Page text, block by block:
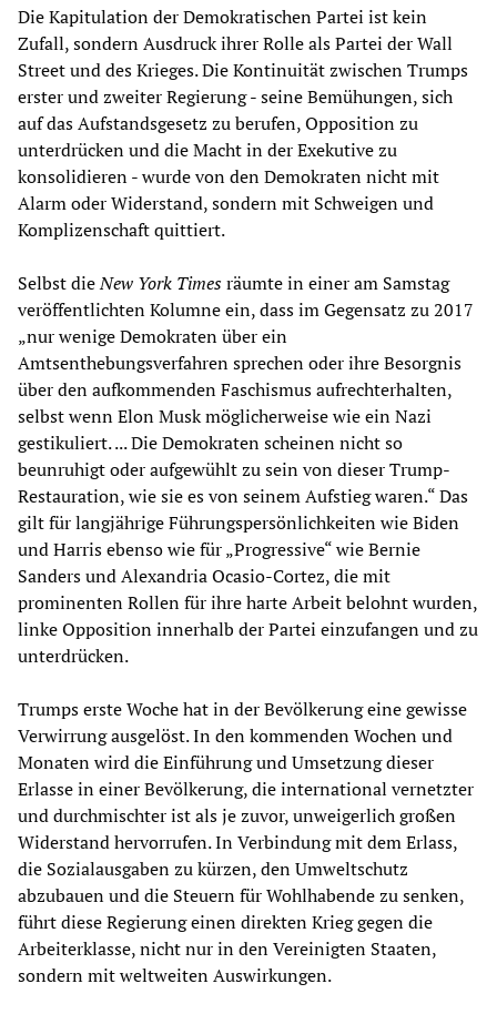
Die Kapitulation der Demokratischen Partei ist kein
Zufall, sondern Ausdruck ihrer Rolle als Partei der Wall
Street und des Krieges. Die Kontinuität zwischen Trumps
erster und zweiter Regierung - seine Bemühungen, sich
auf das Aufstandsgesetz zu berufen, Opposition zu
unterdrücken und die Macht in der Exekutive zu
konsolidieren - wurde von den Demokraten nicht mit
Alarm oder Widerstand, sondern mit Schweigen und
Komplizenschaft quittiert.
Selbst dieNew York Timesräumte in einer am Samstag
veröffentlichten Kolumne ein, dass im Gegensatz zu 2017
„nur wenige Demokraten über ein
Amtsenthebungsverfahren sprechen oder ihre Besorgnis
über den aufkommenden Faschismus aufrechterhalten,
selbst wenn Elon Musk möglicherweise wie ein Nazi
gestikuliert. ... Die Demokraten scheinen nicht so
beunruhigt oder aufgewühlt zu sein von dieser Trump-
Restauration, wie sie es von seinem Aufstieg waren.“ Das
gilt für langjährige Führungspersönlichkeiten wie Biden
und Harris ebenso wie für „Progressive“ wie Bernie
Sanders und Alexandria Ocasio-Cortez, die mit
prominenten Rollen für ihre harte Arbeit belohnt wurden,
linke Opposition innerhalb der Partei einzufangen und zu
unterdrücken.
Trumps erste Woche hat in der Bevölkerung eine gewisse
Verwirrung ausgelöst. In den kommenden Wochen und
Monaten wird die Einführung und Umsetzung dieser
Erlasse in einer Bevölkerung, die international vernetzter
und durchmischter ist als je zuvor, unweigerlich großen
Widerstand hervorrufen. In Verbindung mit dem Erlass,
die Sozialausgaben zu kürzen, den Umweltschutz
abzubauen und die Steuern für Wohlhabende zu senken,
führt diese Regierung einen direkten Krieg gegen die
Arbeiterklasse, nicht nur in den Vereinigten Staaten,
sondern mit weltweiten Auswirkungen.